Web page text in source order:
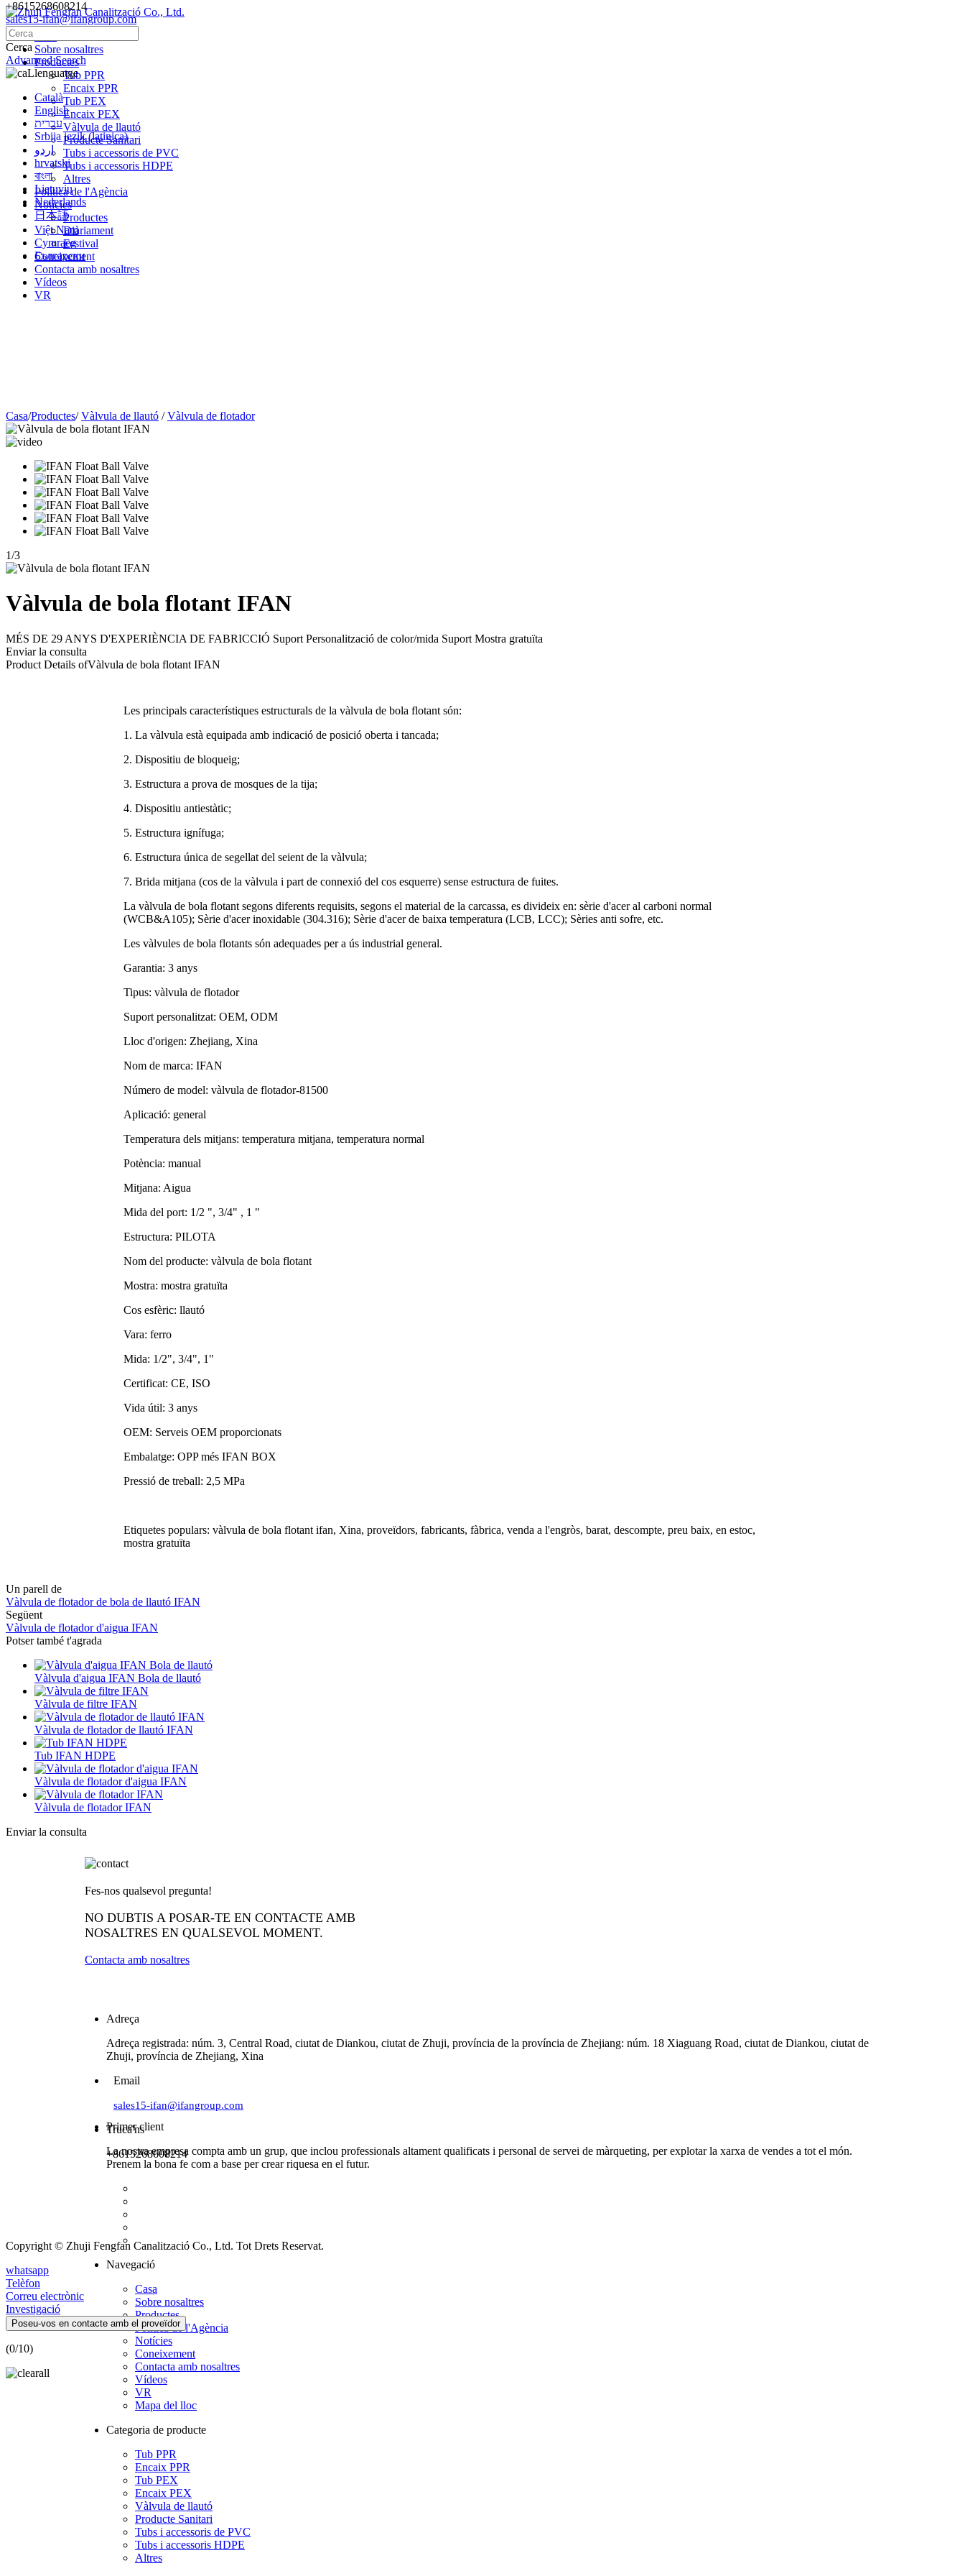
+8615268608214
sales15-ifan@ifangroup.com
Cerca
Advanced Search
Llenguatge
Català
English
עברית
Srbija jezik (latinica)
اردو
hrvatski
বাংলা
Lietuvių
Nederlands
日本語
Việt Nam
Cymraeg
Български
Sobre nosaltres
Productes
Tub PPR
Encaix PPR
Tub PEX
Encaix PEX
Vàlvula de llautó
Producte Sanitari
Tubs i accessoris de PVC
Tubs i accessoris HDPE
Altres
Política de l'Agència
Notícies
Productes
Diàriament
Festival
Coneixement
Contacta amb nosaltres
Vídeos
VR
Casa/Productes/ Vàlvula de llautó / Vàlvula de flotador
1/3
Vàlvula de bola flotant IFAN
MÉS DE 29 ANYS D'EXPERIÈNCIA DE FABRICCIÓ Suport Personalització de color/mida Suport Mostra gratuïta
Enviar la consulta
Product Details ofVàlvula de bola flotant IFAN
Les principals característiques estructurals de la vàlvula de bola flotant són:
1. La vàlvula està equipada amb indicació de posició oberta i tancada;
2. Dispositiu de bloqueig;
3. Estructura a prova de mosques de la tija;
4. Dispositiu antiestàtic;
5. Estructura ignífuga;
6. Estructura única de segellat del seient de la vàlvula;
7. Brida mitjana (cos de la vàlvula i part de connexió del cos esquerre) sense estructura de fuites.
La vàlvula de bola flotant segons diferents requisits, segons el material de la carcassa, es divideix en: sèrie d'acer al carboni normal
(WCB&A105); Sèrie d'acer inoxidable (304.316); Sèrie d'acer de baixa temperatura (LCB, LCC); Sèries anti sofre, etc.
Les vàlvules de bola flotants són adequades per a ús industrial general.
Garantia: 3 anys
Tipus: vàlvula de flotador
Suport personalitzat: OEM, ODM
Lloc d'origen: Zhejiang, Xina
Nom de marca: IFAN
Número de model: vàlvula de flotador-81500
Aplicació: general
Temperatura dels mitjans: temperatura mitjana, temperatura normal
Potència: manual
Mitjana: Aigua
Mida del port: 1/2 ", 3/4" , 1 "
Estructura: PILOTA
Nom del producte: vàlvula de bola flotant
Mostra: mostra gratuïta
Cos esfèric: llautó
Vara: ferro
Mida: 1/2", 3/4", 1"
Certificat: CE, ISO
Vida útil: 3 anys
OEM: Serveis OEM proporcionats
Embalatge: OPP més IFAN BOX
Pressió de treball: 2,5 MPa
Etiquetes populars: vàlvula de bola flotant ifan, Xina, proveïdors, fabricants, fàbrica, venda a l'engròs, barat, descompte, preu baix, en estoc,
mostra gratuïta
Un parell de
Vàlvula de flotador de bola de llautó IFAN
Següent
Vàlvula de flotador d'aigua IFAN
Potser també t'agrada
Vàlvula d'aigua IFAN Bola de llautó
Vàlvula de filtre IFAN
Vàlvula de flotador de llautó IFAN
Tub IFAN HDPE
Vàlvula de flotador d'aigua IFAN
Vàlvula de flotador IFAN
Enviar la consulta
Fes-nos qualsevol pregunta!
NO DUBTIS A POSAR-TE EN CONTACTE AMB
NOSALTRES EN QUALSEVOL MOMENT.
Contacta amb nosaltres
Adreça
Adreça registrada: núm. 3, Central Road, ciutat de Diankou, ciutat de Zhuji, província de la província de Zhejiang: núm. 18 Xiaguang Road, ciutat de Diankou, ciutat de
Zhuji, província de Zhejiang, Xina
Email
sales15-ifan@ifangroup.com
Truca'ns
+8615268608214
Primer client
La nostra empresa compta amb un grup, que inclou professionals altament qualificats i personal de servei de màrqueting, per explotar la xarxa de vendes a tot el món.
Prenem la bona fe com a base per crear riquesa en el futur.
Navegació
Casa
Sobre nosaltres
Productes
Política de l'Agència
Notícies
Coneixement
Contacta amb nosaltres
Vídeos
VR
Mapa del lloc
Categoria de producte
Tub PPR
Encaix PPR
Tub PEX
Encaix PEX
Vàlvula de llautó
Producte Sanitari
Tubs i accessoris de PVC
Tubs i accessoris HDPE
Altres
Copyright © Zhuji Fengfan Canalització Co., Ltd. Tot Drets Reservat.
whatsapp
Telèfon
Correu electrònic
Investigació
Poseu-vos en contacte amb el proveïdor
(0/10)